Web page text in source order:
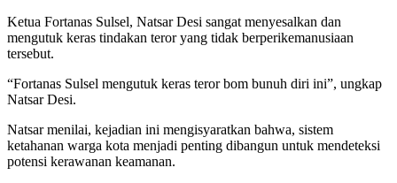
Ketua Fortanas Sulsel, Natsar Desi sangat menyesalkan dan
mengutuk keras tindakan teror yang tidak berperikemanusiaan
tersebut.
“Fortanas Sulsel mengutuk keras teror bom bunuh diri ini”, ungkap
Natsar Desi.
Natsar menilai, kejadian ini mengisyaratkan bahwa, sistem
ketahanan warga kota menjadi penting dibangun untuk mendeteksi
potensi kerawanan keamanan.